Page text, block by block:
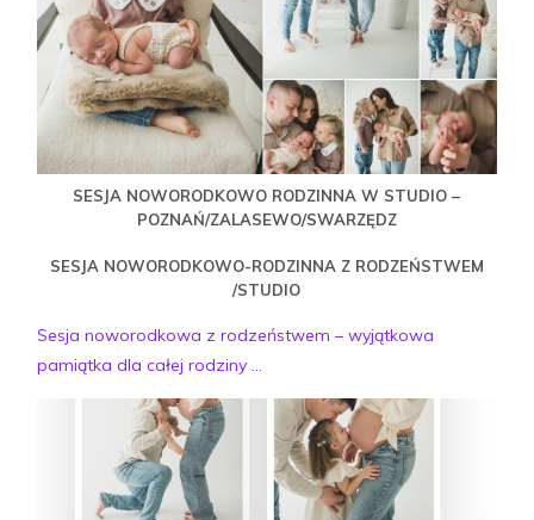
SESJA NOWORODKOWO RODZINNA W STUDIO –
POZNAŃ/ZALASEWO/SWARZĘDZ
SESJA NOWORODKOWO-RODZINNA Z RODZEŃSTWEM
/STUDIO
Sesja noworodkowa z rodzeństwem – wyjątkowa
pamiątka dla całej rodziny ...